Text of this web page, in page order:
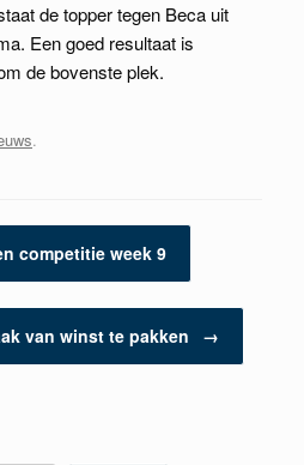
de topper tegen Beca uit
Een goed resultaat is
de bovenste plek.
.
competitie week 9
van winst te pakken →